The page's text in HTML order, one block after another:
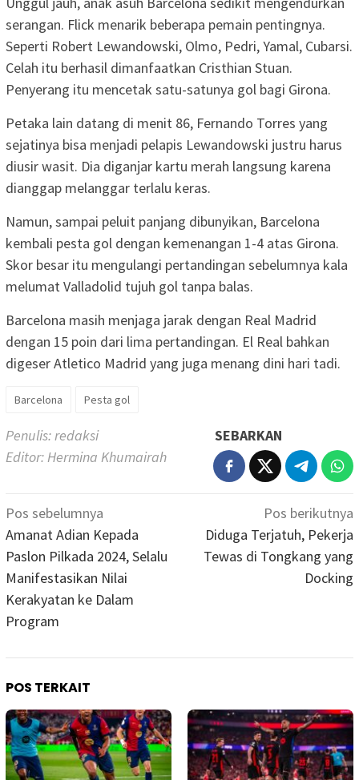
serangan. Flick menarik beberapa pemain pentingnya.
Seperti Robert Lewandowski, Olmo, Pedri, Yamal, Cubarsi.
Celah itu berhasil dimanfaatkan Cristhian Stuan.
Penyerang itu mencetak satu-satunya gol bagi Girona.
Petaka lain datang di menit 86, Fernando Torres yang
sejatinya bisa menjadi pelapis Lewandowski justru harus
diusir wasit. Dia diganjar kartu merah langsung karena
dianggap melanggar terlalu keras.
Namun, sampai peluit panjang dibunyikan, Barcelona
kembali pesta gol dengan kemenangan 1-4 atas Girona.
Skor besar itu mengulangi pertandingan sebelumnya kala
melumat Valladolid tujuh gol tanpa balas.
Barcelona masih menjaga jarak dengan Real Madrid
dengan 15 poin dari lima pertandingan. El Real bahkan
digeser Atletico Madrid yang juga menang dini hari tadi.
Barcelona Pesta gol
Penulis: redaksi
Editor: Hermina Khumairah
SEBARKAN
Navigasi
pos
Pos sebelumnya
Amanat Adian Kepada
Paslon Pilkada 2024, Selalu
Manifestasikan Nilai
Kerakyatan ke Dalam
Program
Pos berikutnya
Diduga Terjatuh, Pekerja
Tewas di Tongkang yang
Docking
POS TERKAIT